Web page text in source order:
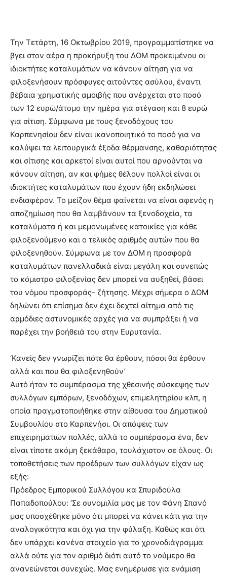
Την Τετάρτη, 16 Οκτωβρίου 2019, προγραμματίστηκε να
βγει στον αέρα η προκήρυξη του ΔΟΜ προκειμένου οι
ιδιοκτήτες καταλυμάτων να κάνουν αίτηση για να
φιλοξενήσουν πρόσφυγες αιτούντες ασύλου, έναντι
βέβαια χρηματικής αμοιβής που ανέρχεται στο ποσό
των 12 ευρώ/άτομο την ημέρα για στέγαση και 8 ευρώ
για σίτιση. Σύμφωνα με τους ξενοδόχους του
Καρπενησίου δεν είναι ικανοποιητικό το ποσό για να
καλύψει τα λειτουργικά έξοδα θέρμανσης, καθαριότητας
και σίτισης και αρκετοί είναι αυτοί που αρνούνται να
κάνουν αίτηση, αν και φήμες θέλουν πολλοί είναι οι
ιδιοκτήτες καταλυμάτων που έχουν ήδη εκδηλώσει
ενδιαφέρον. Το μείζον θέμα φαίνεται να είναι αφενός η
αποζημίωση που θα λαμβάνουν τα ξενοδοχεία, τα
καταλύματα ή και μεμονωμένες κατοικίες για κάθε
φιλοξενούμενο και ο τελικός αριθμός αυτών που θα
φιλοξενηθούν. Σύμφωνα με τον ΔΟΜ η προσφορά
καταλυμάτων πανελλαδικά είναι μεγάλη και συνεπώς
το κόμιστρο φιλοξενίας δεν μπορεί να αυξηθεί, βάσει
του νόμου προσφοράς- ζήτησης. Μέχρι σήμερα ο ΔΟΜ
δηλώνει ότι επίσημα δεν έχει δεχτεί αίτημα από τις
αρμόδιες αστυνομικές αρχές για να συμπράξει ή να
παρέχει την βοήθειά του στην Ευρυτανία.
‘Κανείς δεν γνωρίζει πότε θα έρθουν, πόσοι θα έρθουν
αλλά και που θα φιλοξενηθούν’
Αυτό ήταν το συμπέρασμα της χθεσινής σύσκεψης των
συλλόγων εμπόρων, ξενοδόχων, επιμελητηρίου κλπ, η
οποία πραγματοποιήθηκε στην αίθουσα του Δημοτικού
Συμβουλίου στο Καρπενήσι. Οι απόψεις των
επιχειρηματιών πολλές, αλλά το συμπέρασμα ένα, δεν
είναι τίποτε ακόμη ξεκάθαρο, τουλάχιστον σε όλους. Οι
τοποθετήσεις των προέδρων των συλλόγων είχαν ως
εξής:
Πρόεδρος Εμπορικού Συλλόγου κα Σπυριδούλα
Παπαδοπούλου: ‘Σε συνομιλία μας με τον Φάνη Σπανό
μας υποσχέθηκε μόνο ότι μπορεί να κάνει κάτι για την
αναλογικότητα και όχι για την φύλαξη. Καθώς και ότι
δεν υπάρχει κανένα στοιχείο για το χρονοδιάγραμμα
αλλά ούτε για τον αριθμό διότι αυτό το νούμερο θα
ανανεώνεται συνεχώς. Μας ενημέρωσε για ενάμιση